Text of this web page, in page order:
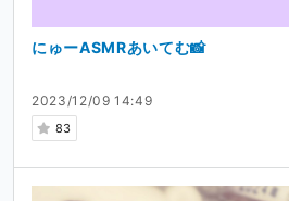
2023/12/09 14:49
83
にゅーASMRあいてむ📸